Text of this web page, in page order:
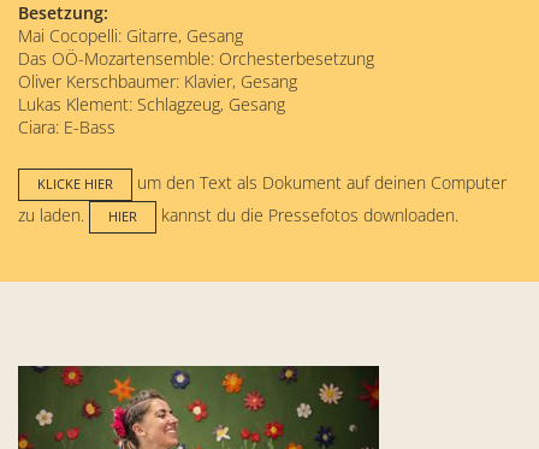
Besetzung:
Mai Cocopelli: Gitarre, Gesang
Das OÖ-Mozartensemble: Orchesterbesetzung
Oliver Kerschbaumer: Klavier, Gesang
Lukas Klement: Schlagzeug, Gesang
Ciara: E-Bass
KLICKE HIER
um den Text als Dokument auf deinen Computer
zu laden.
HIER kannst du die Pressefotos downloaden.